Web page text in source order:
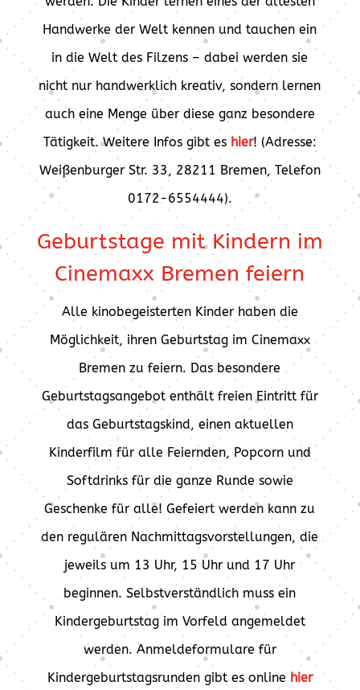
Handwerke der Welt kennen und tauchen ein
in die Welt des Filzens – dabei werden sie
nicht nur handwerklich kreativ, sondern lernen
auch eine Menge über diese ganz besondere
Tätigkeit. Weitere Infos gibt es hier! (Adresse:
Weißenburger Str. 33, 28211 Bremen, Telefon
0172-6554444).
Geburtstage mit Kindern im
Cinemaxx Bremen feiern
Alle kinobegeisterten Kinder haben die
Möglichkeit, ihren Geburtstag im Cinemaxx
Bremen zu feiern. Das besondere
Geburtstagsangebot enthält freien Eintritt für
das Geburtstagskind, einen aktuellen
Kinderfilm für alle Feiernden, Popcorn und
Softdrinks für die ganze Runde sowie
Geschenke für alle! Gefeiert werden kann zu
den regulären Nachmittagsvorstellungen, die
jeweils um 13 Uhr, 15 Uhr und 17 Uhr
beginnen. Selbstverständlich muss ein
Kindergeburtstag im Vorfeld angemeldet
werden. Anmeldeformulare für
Kindergeburtstagsrunden gibt es online hier